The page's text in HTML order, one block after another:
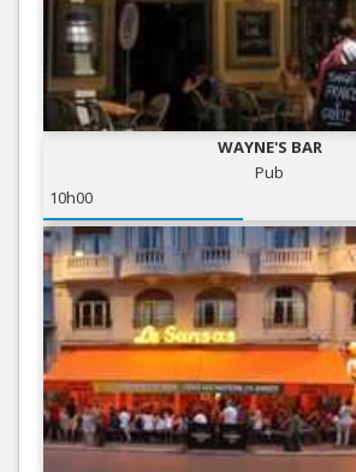
WAYNE'S BAR
Pub
10h00